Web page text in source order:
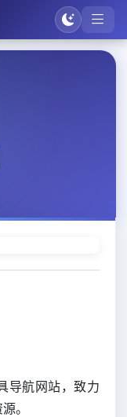
导航网站，致力
。